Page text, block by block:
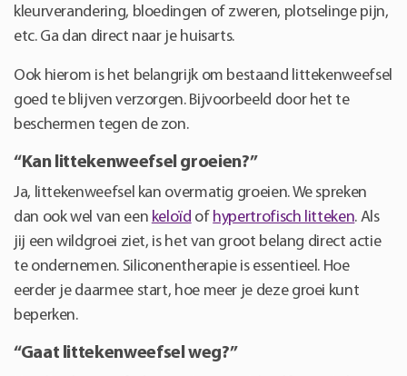
kleurverandering, bloedingen of zweren, plotselinge pijn,
etc. Ga dan direct naar je huisarts.
Ook hierom is het belangrijk om bestaand littekenweefsel
goed te blijven verzorgen. Bijvoorbeeld door het te
beschermen tegen de zon.
“Kan littekenweefsel groeien?”
Ja, littekenweefsel kan overmatig groeien. We spreken
dan ook wel van een keloïd of hypertrofisch litteken. Als
jij een wildgroei ziet, is het van groot belang direct actie
te ondernemen. Siliconentherapie is essentieel. Hoe
eerder je daarmee start, hoe meer je deze groei kunt
beperken.
“Gaat littekenweefsel weg?”